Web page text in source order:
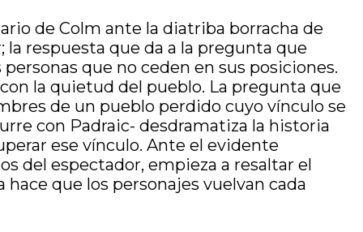
de Colm ante la diatriba borracha de
respuesta que da a la pregunta que
que no ceden en sus posiciones.
la quietud del pueblo. La pregunta que
de un pueblo perdido cuyo vínculo se
con Padraic- desdramatiza la historia
ese vínculo. Ante el evidente
del espectador, empieza a resaltar el
que los personajes vuelvan cada